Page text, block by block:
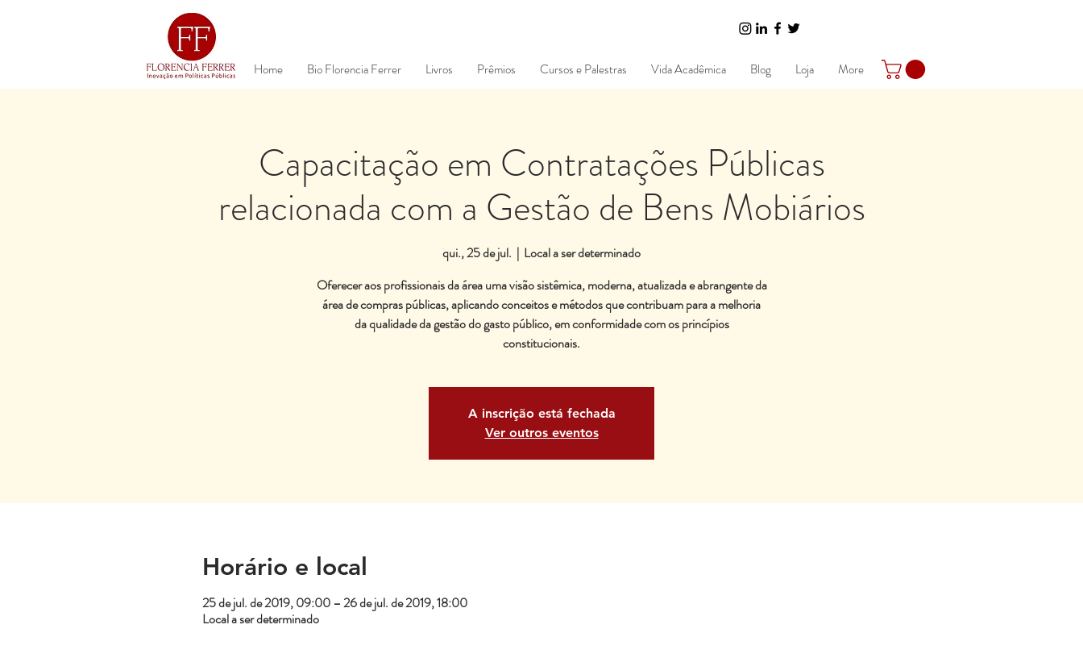
Home Bio Florencia Ferrer Livros Prêmios Cursos e Palestras Vida Acadêmica Blog Loja More
Capacitação em Contratações Públicas
relacionada com a Gestão de Bens Mobiários
qui., 25 de jul.
  |
Local a ser determinado
Oferecer aos profissionais da área uma visão sistêmica, moderna, atualizada e abrangente da
área de compras públicas, aplicando conceitos e métodos que contribuam para a melhoria
da qualidade da gestão do gasto público, em conformidade com os princípios
constitucionais.
A inscrição está fechada
Ver outros eventos
Horário e local
25 de jul. de 2019, 09:00 – 26 de jul. de 2019, 18:00
Local a ser determinado